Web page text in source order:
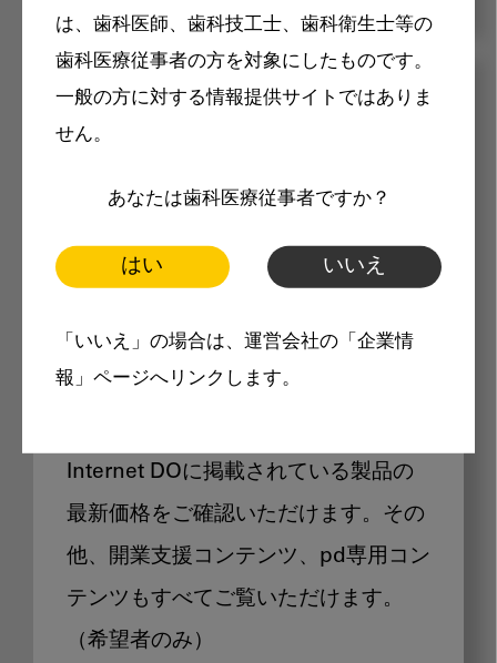
は、歯科医師、歯科技工士、歯科衛生士等の
歯科医療従事者の方を対象にしたものです。
一般の方に対する情報提供サイトではありま
せん。
あなたは歯科医療従事者ですか？
はい いいえ
「いいえ」の場合は、運営会社の「企業情
報」ページへリンクします。
メリット
製品価格も閲覧可能
Internet DOに掲載されている製品の
最新価格をご確認いただけます。その
他、開業支援コンテンツ、pd専用コン
テンツもすべてご覧いただけます。
（希望者のみ）